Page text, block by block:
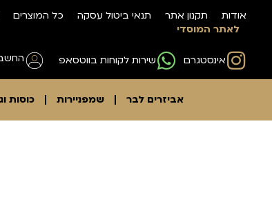
אודות תקנון אתר תנאי ביטול עסקה כל המוצרים
לאתר המוסדי
אינסטגרם שירות לקוחות בווטסאפ
אביזרים לבר שמפניירות כוסות